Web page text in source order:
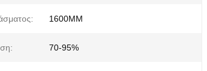
1600MM
70-95%